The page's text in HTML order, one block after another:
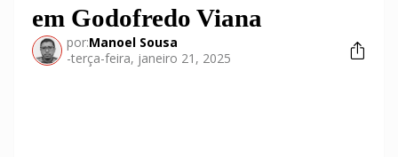
em Godofredo Viana
por:Manoel Sousa
-terça-feira, janeiro 21, 2025